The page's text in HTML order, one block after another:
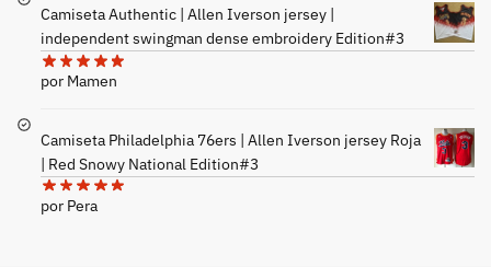
Camiseta Authentic | Allen Iverson jersey |
independent swingman dense embroidery Edition#3
por Mamen
Camiseta Philadelphia 76ers | Allen Iverson jersey Roja
| Red Snowy National Edition#3
por Pera